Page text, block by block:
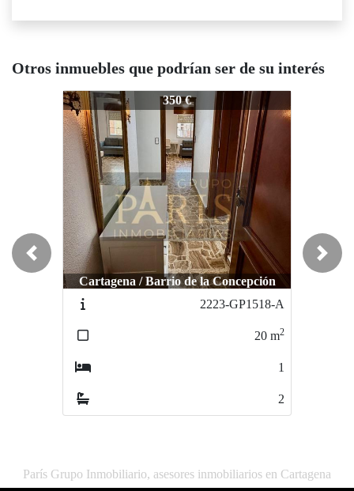
Otros inmuebles que podrían ser de su interés
2205-GP1501A
350 €
Cartagena / Barrio de la Concepción
2223-GP1518-A
m2
2205-GP1501A750 €
Cartagena / San Gines
Novedad
2252-GP1544A
Previous Next
París Grupo Inmobiliario, asesores inmobiliarios en Cartagena